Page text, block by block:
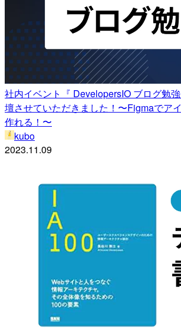
社内イベント『 DevelopersIO ブログ勉
壇させていただきました！〜Figmaでア
作れる！〜
kubo
2023.11.09